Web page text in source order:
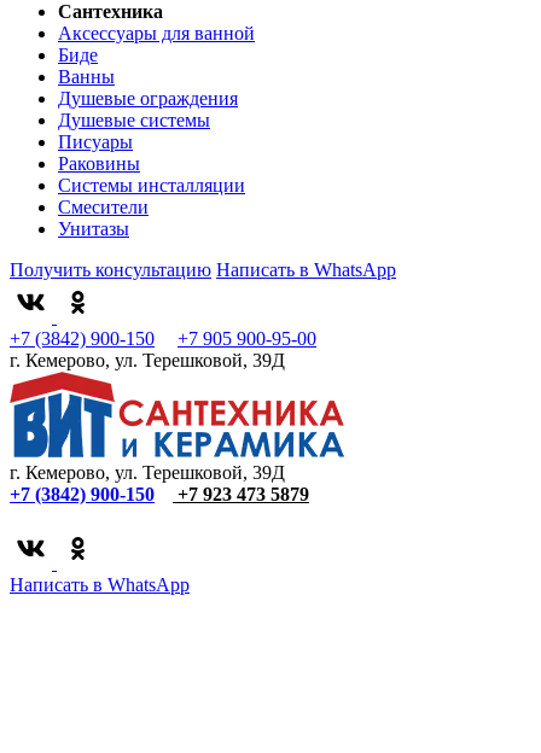
Сантехника
Аксессуары для ванной
Биде
Ванны
Душевые ограждения
Душевые системы
Писуары
Раковины
Системы инсталляции
Смесители
Унитазы
Получить консультацию Написать в WhatsApp
+7 (3842) 900-150
+7 905 900-95-00
г. Кемерово, ул. Терешковой, 39Д
г. Кемерово, ул. Терешковой, 39Д
+7 (3842) 900-150
+7 923 473 5879
Написать в WhatsApp